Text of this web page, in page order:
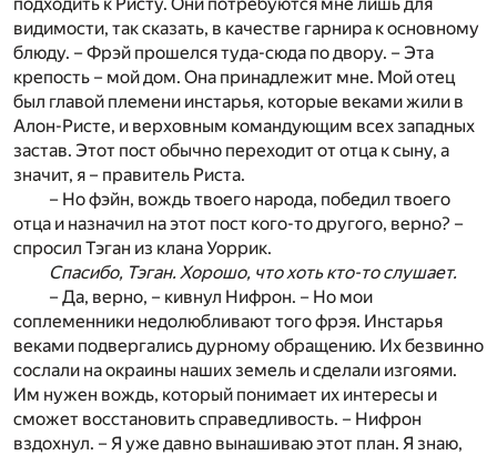
видимости, так сказать, в качестве гарнира к основному
блюду. – Фрэй прошелся туда-сюда по двору. – Эта
крепость – мой дом. Она принадлежит мне. Мой отец
был главой племени инстарья, которые веками жили в
Алон-Ристе, и верховным командующим всех западных
застав. Этот пост обычно переходит от отца к сыну, а
значит, я – правитель Риста.
– Но фэйн, вождь твоего народа, победил твоего
отца и назначил на этот пост кого-то другого, верно? –
спросил Тэган из клана Уоррик.
Спасибо, Тэган. Хорошо, что хоть кто-то слушает.
– Да, верно, – кивнул Нифрон. – Но мои
соплеменники недолюбливают того фрэя. Инстарья
веками подвергались дурному обращению. Их безвинно
сослали на окраины наших земель и сделали изгоями.
Им нужен вождь, который понимает их интересы и
сможет восстановить справедливость. – Нифрон
вздохнул. – Я уже давно вынашиваю этот план. Я знаю,